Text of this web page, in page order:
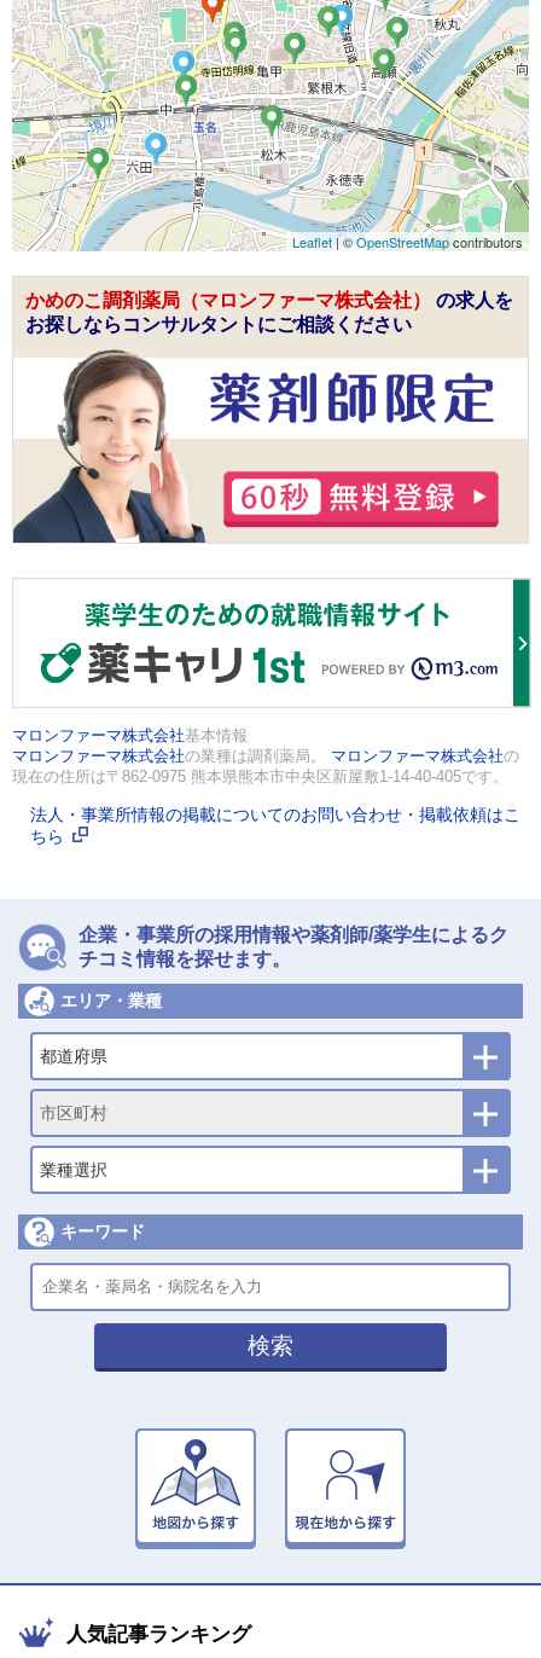
Leaflet| ©OpenStreetMapcontributors
かめのこ調剤薬局（マロンファーマ株式会社） の求人を
お探しならコンサルタントにご相談ください
マロンファーマ株式会社基本情報
マロンファーマ株式会社の業種は調剤薬局。 マロンファーマ株式会社の
現在の住所は〒862-0975 熊本県熊本市中央区新屋敷1-14-40-405です。
法人・事業所情報の掲載についてのお問い合わせ・掲載依頼はこ
ちら
企業・事業所の採用情報や薬剤師/薬学生によるク
チコミ情報を探せます。
エリア・業種
都道府県
市区町村
業種選択
キーワード
検索
人気記事ランキング